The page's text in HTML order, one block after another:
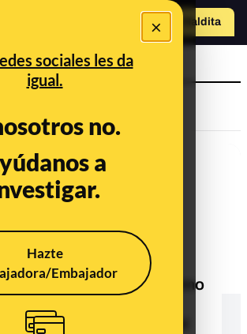
×
sociales les da
igual.
no.
a
Hazte
Embajador
Hazte Maldita
sobre la foto del primo
ambos trabajaron para el